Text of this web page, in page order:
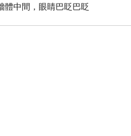
體中間，眼睛巴眨巴眨